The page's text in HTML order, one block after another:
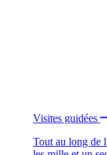
Visites guidées
Tout au long de